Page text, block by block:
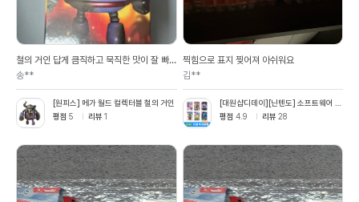
철의 거인 답게 큼직하고 묵직한 맛이 잘 빠
졌네요
송**
[원피스] 메가 월드 컬렉터블 철의 거인
평점5 리뷰1
찍힘으로 표지 찢어져 아쉬워요
김**
[대원샵디데이][닌텐도] 소프트웨어 균
일가 택일 (특전소진)
평점 4.9 리뷰 28